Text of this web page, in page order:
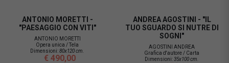
ANTONIO MORETTI -
"PAESAGGIO CON VITI"
ANTONIO MORETTI
Opera unica / Tela
Dimensioni:80x120 cm.
€ 490,00
ANDREA AGOSTINI - "IL
TUO SGUARDO SI NUTRE DI
SOGNI"
AGOSTINI ANDREA
Grafica d'autore / Carta
Dimensioni:35x100 cm.